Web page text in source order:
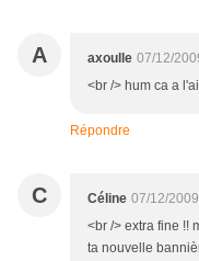
A axoulle 07/12/
<br /> hum ca a
Répondre
C Céline 07/12/
<br /> extra fine !!
ta nouvelle